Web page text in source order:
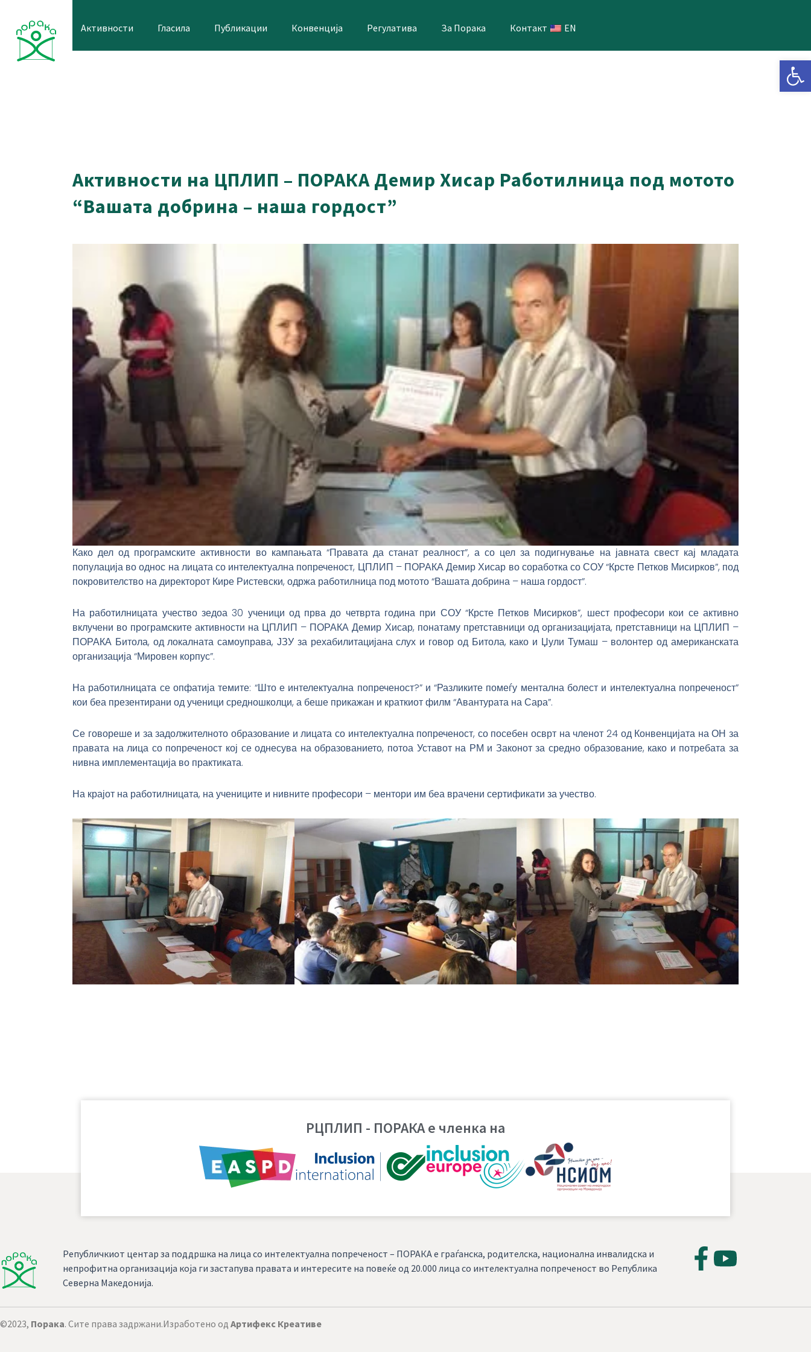
content
Активности Гласила Публикации Конвенција Регулатива За Порака Контакт EN
Активности на ЦПЛИП – ПОРАКА Демир Хисар Работилница под мотото
“Вашата добрина – наша гордост”
Како дел од програмските активности во кампањата “Правата да станат реалност”, а со цел за подигнување на јавната свест кај младата
популација во однос на лицата со интелектуална попреченост, ЦПЛИП – ПОРАКА Демир Хисар во соработка со СОУ “Крсте Петков Мисирков”, под
покровителство на директорот Кире Ристевски, одржа работилница под мотото “Вашата добрина – наша гордост”.
На работилницата учество зедоа 30 ученици од прва до четврта година при СОУ “Крсте Петков Мисирков”, шест професори кои се активно
вклучени во програмските активности на ЦПЛИП – ПОРАКА Демир Хисар, понатаму претставници од организацијата, претставници на ЦПЛИП –
ПОРАКА Битола, од локалната самоуправа, ЈЗУ за рехабилитацијана слух и говор од Битола, како и Џули Тумаш – волонтер од американската
организација “Мировен корпус”.
На работилницата се опфатија темите: “Што е интелектуална попреченост?” и “Разликите помеѓу ментална болест и интелектуална попреченост”
кои беа презентирани од ученици средношколци, а беше прикажан и краткиот филм “Авантурата на Сара”.
Се говореше и за задолжителното образование и лицата со интелектуална попреченост, со посебен осврт на членот 24 од Конвенцијата на ОН за
правата на лица со попреченост кој се однесува на образованието, потоа Уставот на РМ и Законот за средно образование, како и потребата за
нивна имплементација во практиката.
На крајот на работилницата, на учениците и нивните професори – ментори им беа врачени сертификати за учество.
РЦПЛИП - ПОРАКА е членка на
Републичкиот центар за поддршка на лица со интелектуална попреченост – ПОРАКА е граѓанска, родителска, национална инвалидска и
непрофитна организација која ги застапува правата и интересите на повеќе од 20.000 лица со интелектуална попреченост во Република
Северна Македонија.
©2023, Порака. Сите права задржани.Изработено од Артифекс Креативе